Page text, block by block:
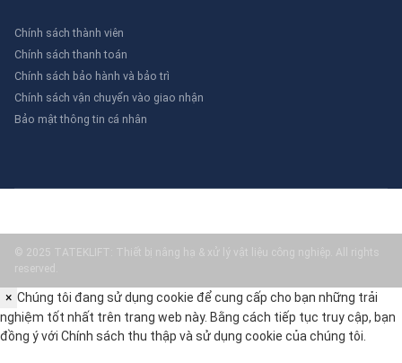
Chính sách thành viên
Chính sách thanh toán
Chính sách bảo hành và bảo trì
Chính sách vận chuyển vào giao nhận
Bảo mật thông tin cá nhân
© 2025 TATEKLIFT: Thiết bị nâng hạ & xử lý vật liệu công nghiệp. All rights
reserved.
× Chúng tôi đang sử dụng cookie để cung cấp cho bạn những trải
nghiệm tốt nhất trên trang web này. Bằng cách tiếp tục truy cập, bạn
đồng ý với Chính sách thu thập và sử dụng cookie của chúng tôi.